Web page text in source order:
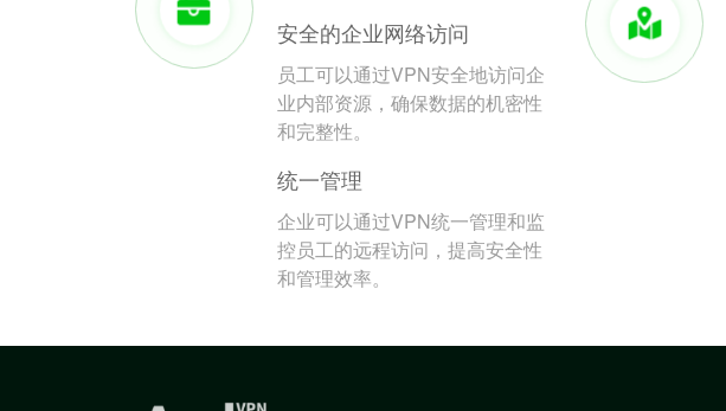
安全的企业网络访问
员工可以通过VPN安全地访问企
业内部资源，确保数据的机密性
和完整性。
统一管理
企业可以通过VPN统一管理和监
控员工的远程访问，提高安全性
和管理效率。